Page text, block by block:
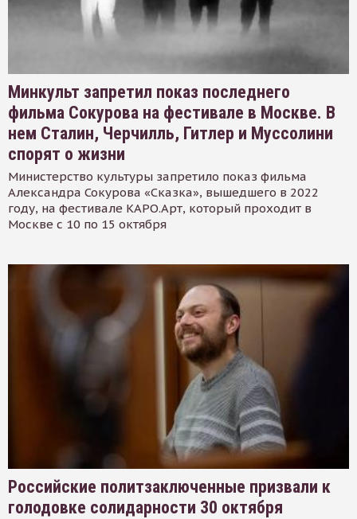
Минкульт запретил показ последнего
фильма Сокурова на фестивале в Москве. В
нем Сталин, Черчилль, Гитлер и Муссолини
спорят о жизни
Министерство культуры запретило показ фильма
Александра Сокурова «Сказка», вышедшего в 2022
году, на фестивале КАРО.Арт, который проходит в
Москве с 10 по 15 октября
Российские политзаключенные призвали к
голодовке солидарности 30 октября